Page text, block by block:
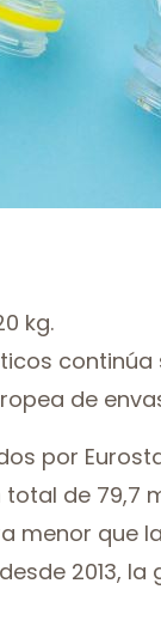
kg.
de
por
de 79,7
menor que
2013,